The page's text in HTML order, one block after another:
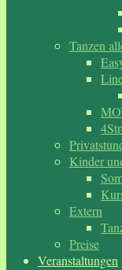
Tanzen
Kinder
Extern
Preise
Veranstaltungen